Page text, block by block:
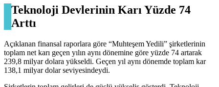
Teknoloji Devlerinin Karı Yüzde 74
Arttı
Açıklanan finansal raporlara göre “Muhteşem Yedili” şirketlerinin
toplam net karı geçen yılın aynı dönemine göre yüzde 74 artarak
239,8 milyar dolara yükseldi. Geçen yıl aynı dönemde toplam kar
138,1 milyar dolar seviyesindeydi.